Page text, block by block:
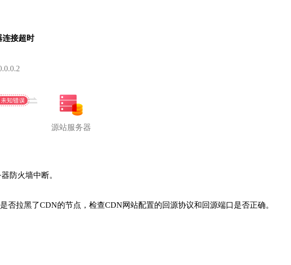
连接超时
源站服务器
防火墙中断。
拉黑了CDN的节点，检查CDN网站配置的回源协议和回源端口是否正确。